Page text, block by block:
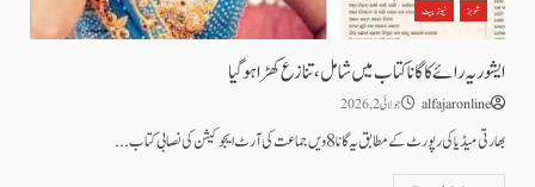
شوبز نیوز بیٹ
ایشوریہ رائے کا گانا کتاب میں شامل، تنازع کھڑا ہوگیا
alfajaronline جولائی 2, 2026
بھارتی میڈیا کی رپورٹ کے مطابق یہ گانا 8 ویں جماعت کی آرٹ ایجوکیشن کی نصابی کتاب...